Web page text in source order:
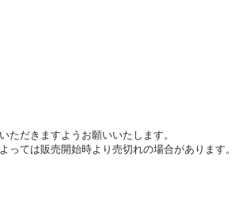
ただきますようお願いいたします。
ては販売開始時より売切れの場合があります。